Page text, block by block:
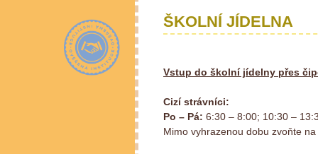
ŠKOLNÍ JÍDELNA
Vstup do školní jídelny přes
Cizí strávníci:
Po – Pá: 6:30 – 8:00; 10:30 –
Mimo vyhrazenou dobu zvoňte